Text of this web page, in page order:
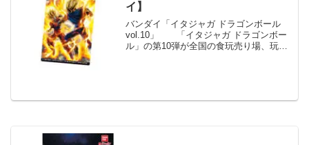
イ】
バンダイ「イタジャガ ドラゴンボール
vol.10」 「イタジャガ ドラゴンボー
ル」の第10弾が全国の食玩売り場、玩